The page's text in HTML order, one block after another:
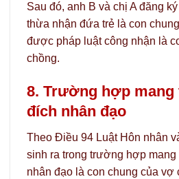
Sau đó, anh B và chị A đăng
thừa nhận đứa trẻ là con
được pháp luật công nhận là
chồng.
8. Trường hợp mang
đích nhân đạo
Theo Điều 94 Luật Hôn nhân
sinh ra trong trường hợp mang
nhân đạo là con chung của vợ